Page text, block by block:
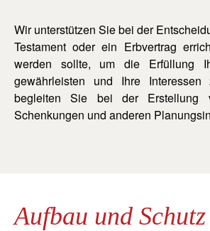
Wir unterstützen Sie bei der
Testament oder ein Erbvertrag
werden sollte, um die Erfüllung
gewährleisten und Ihre
begleiten Sie bei der Erstellung
Schenkungen und anderen
Aufbau und Schutz